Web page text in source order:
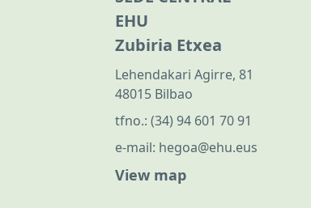
EHU
Zubiria Etxea
Lehendakari Agirre, 81
48015 Bilbao
tfno.: (34) 94 601 70 91
e-mail: hegoa@ehu.eus
View map